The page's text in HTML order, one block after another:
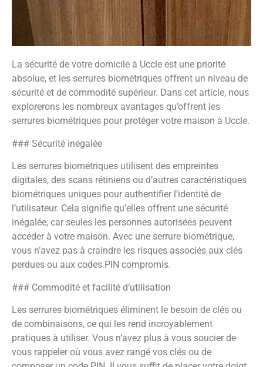
La sécurité de votre domicile à Uccle est une priorité
absolue, et les serrures biométriques offrent un niveau de
sécurité et de commodité supérieur. Dans cet article, nous
explorerons les nombreux avantages qu’offrent les
serrures biométriques pour protéger votre maison à Uccle.
### Sécurité inégalée
Les serrures biométriques utilisent des empreintes
digitales, des scans rétiniens ou d’autres caractéristiques
biométriques uniques pour authentifier l’identité de
l’utilisateur. Cela signifie qu’elles offrent une sécurité
inégalée, car seules les personnes autorisées peuvent
accéder à votre maison. Avec une serrure biométrique,
vous n’avez pas à craindre les risques associés aux clés
perdues ou aux codes PIN compromis.
### Commodité et facilité d’utilisation
Les serrures biométriques éliminent le besoin de clés ou
de combinaisons, ce qui les rend incroyablement
pratiques à utiliser. Vous n’avez plus à vous soucier de
vous rappeler où vous avez rangé vos clés ou de